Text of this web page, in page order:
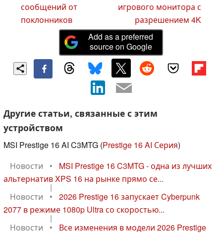
сообщений от
поклонников
игрового монитора с
разрешением 4K
Add as a preferred
source on Google
Другие статьи, связанные с этим
устройством
MSI Prestige 16 AI C3MTG (Prestige 16 AI Серия)
Новости
•
MSI Prestige 16 C3MTG - одна из лучших
альтернатив XPS 16 на рынке прямо се...
|
Новости
•
2026 Prestige 16 запускает Cyberpunk
2077 в режиме 1080p Ultra со скоростью...
|
Новости
•
Все изменения в модели 2026 Prestige